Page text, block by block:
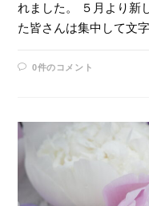
れました。 ５月より新
た皆さんは集中して文
0件のコメント